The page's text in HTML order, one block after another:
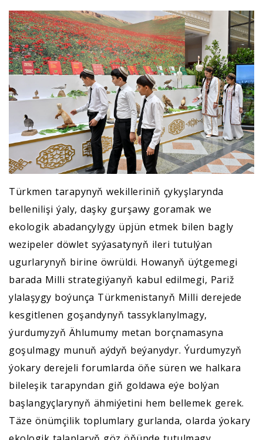
Türkmen tarapynyň wekilleriniň çykyşlarynda
bellenilişi ýaly, daşky gurşawy goramak we
ekologik abadançylygy üpjün etmek bilen bagly
wezipeler döwlet syýasatynyň ileri tutulýan
ugurlarynyň birine öwrüldi. Howanyň üýtgemegi
barada Milli strategiýanyň kabul edilmegi, Pariž
ylalaşygy boýunça Türkmenistanyň Milli derejede
kesgitlenen goşandynyň tassyklanylmagy,
ýurdumyzyň Ählumumy metan borçnamasyna
goşulmagy munuň aýdyň beýanydyr. Ýurdumyzyň
ýokary derejeli forumlarda öňe süren we halkara
bileleşik tarapyndan giň goldawa eýe bolýan
başlangyçlarynyň ähmiýetini hem bellemek gerek.
Täze önümçilik toplumlary gurlanda, olarda ýokary